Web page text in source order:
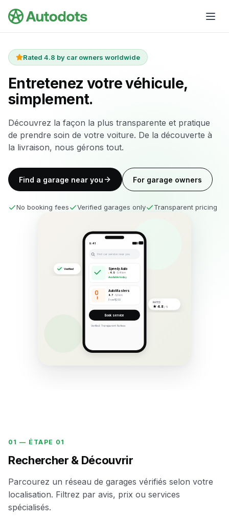
Rated 4.8 by car owners worldwide
Entretenez votre véhicule,
simplement.
Découvrez la façon la plus transparente et pratique
de prendre soin de votre voiture. De la découverte à
la livraison, nous gérons tout.
Find a garage near you For garage owners
No booking fees Verified garages only Transparent pricing
9:41
Find car service near you
Speedy Auto
4.9 · 0.4 km
Available today
Auto Masters
4.7 · 1.2 km
From ₹1,200
Book service
Verified · Transparent · No fees
Verified
RATED
★ 4.8 / 5
01 — ÉTAPE 01
Rechercher & Découvrir
Parcourez un réseau de garages vérifiés selon votre
localisation. Filtrez par avis, prix ou services
spécialisés.